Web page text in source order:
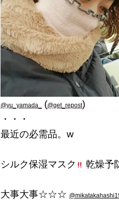
@yu_yamada_ (@get_repost)
・・・
最近の必需品。w
シルク保湿マスク 乾燥予
大事大事☆☆☆